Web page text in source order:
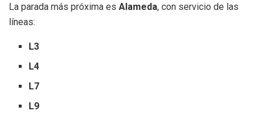
La parada más próxima es Alameda, con servicio de las
líneas:
L3
L4
L7
L9